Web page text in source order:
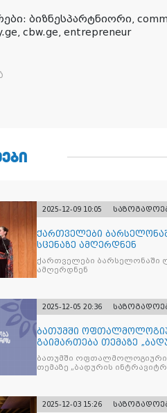
ბიზნესპარტნიორი,
cbw.ge, entrepreneur
2025-12-09 10:05
ქართველები
სცენაზე ამღერდნენ
ქართველები ბარსელონაში
ამღერდნენ
2025-12-05 20:36
ბათუმში
გაიმართება თემაზე
მკურნალობის ოპტიმიზაცი
ბათუმში ოფთალმოლოგიური
თემაზე „ბადურის
2025-12-03 15:26